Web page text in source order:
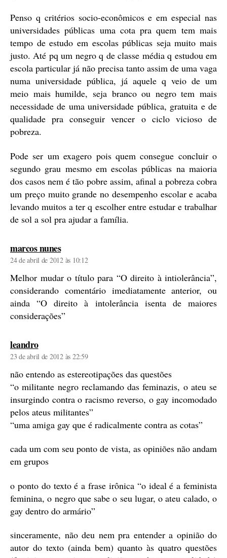
Penso q critérios socio-econômicos e em especial nas
universidades públicas uma cota pra quem tem mais
tempo de estudo em escolas públicas seja muito mais
justo. Até pq um negro q de classe média q estudou em
escola particular já não precisa tanto assim de uma vaga
numa universidade pública, já aquele q veio de um
meio mais humilde, seja branco ou negro tem mais
necessidade de uma universidade pública, gratuita e de
qualidade pra conseguir vencer o ciclo vicioso de
pobreza.
Pode ser um exagero pois quem consegue concluir o
segundo grau mesmo em escolas públicas na maioria
dos casos nem é tão pobre assim, afinal a pobreza cobra
um preço muito grande no desempenho escolar e acaba
levando muitos a ter q escolher entre estudar e trabalhar
de sol a sol pra ajudar a família.
marcos nunesdiz:
24 de abril de 2012 às 10:12
Melhor mudar o título para “O direito à intiolerância”,
considerando comentário imediatamente anterior, ou
ainda “O direito à intolerância isenta de maiores
considerações”
leandrodiz:
23 de abril de 2012 às 22:59
não entendo as estereotipações das questões
“o militante negro reclamando das feminazis, o ateu se
insurgindo contra o racismo reverso, o gay incomodado
pelos ateus militantes”
“uma amiga gay que é radicalmente contra as cotas”
cada um com seu ponto de vista, as opiniões não andam
em grupos
o ponto do texto é a frase irônica “o ideal é a feminista
feminina, o negro que sabe o seu lugar, o ateu calado, o
gay dentro do armário”
sinceramente, não deu nem pra entender a opinião do
autor do texto (ainda bem) quanto às quatro questões